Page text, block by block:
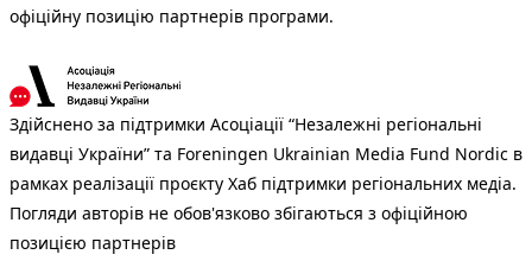
офіційну позицію партнерів програми.
Здійснено за підтримки Асоціації “Незалежні регіональні
видавці України” та Foreningen Ukrainian Media Fund Nordic в
рамках реалізації проєкту Хаб підтримки регіональних медіа.
Погляди авторів не обов'язково збігаються з офіційною
позицією партнерів